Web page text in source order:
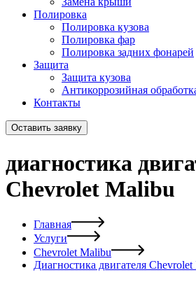
Полировка
Полировка кузова
Полировка фар
Полировка задних фонарей
Защита
Защита кузова
Антикоррозийная
Контакты
Оставить заявку
диагностика
Chevrolet Malibu
Главная
Услуги
Chevrolet Malibu
Диагностика двигателя